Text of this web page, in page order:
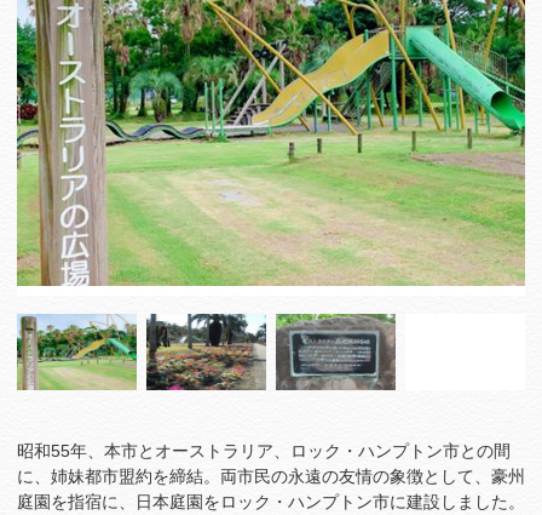
昭和55年、本市とオーストラリア、ロック・ハンプトン市との間
に、姉妹都市盟約を締結。両市民の永遠の友情の象徴として、豪州
庭園を指宿に、日本庭園をロック・ハンプトン市に建設しました。